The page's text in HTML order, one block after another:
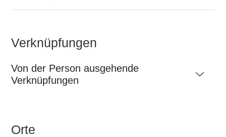
Verknüpfungen
Von der Person ausgehende
Verknüpfungen
Orte